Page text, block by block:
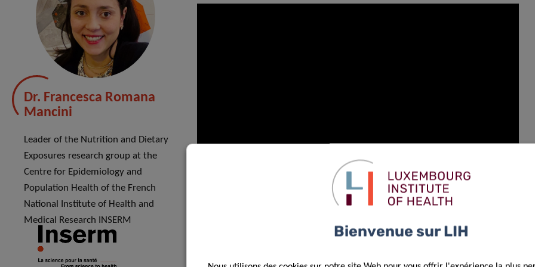
Dr. Francesca Romana
Mancini
Leader of the Nutrition and Dietary
Exposures research group at the
Centre for Epidemiology and
Population Health of the French
National Institute of Health and
Medical Research INSERM
Bienvenue sur LIH